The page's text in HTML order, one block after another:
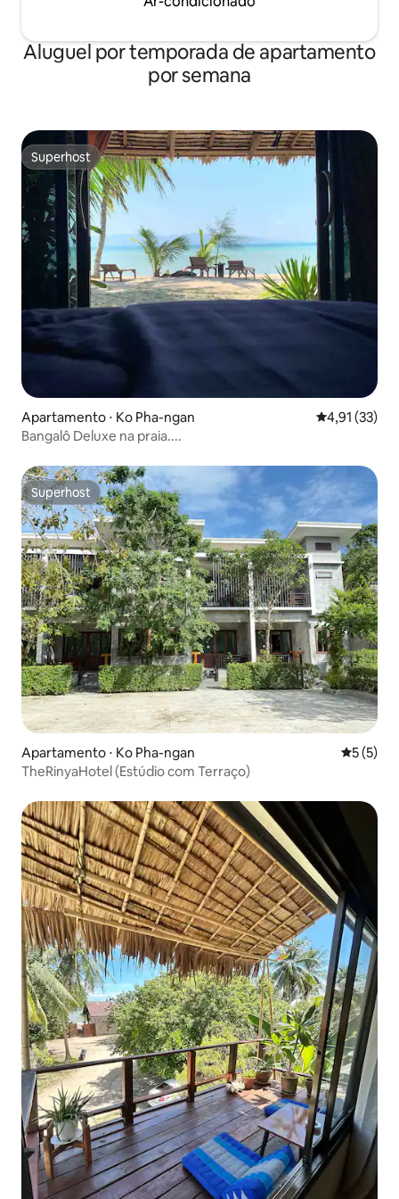
Aluguel por temporada de apartamento
por semana
Superhost
Superhost
Apartamento ⋅ Ko Pha-ngan 4,91 de uma
4,91 (33)
Bangalô Deluxe na praia....
Superhost
Superhost
Apartamento ⋅ Ko Pha-ngan 5 de
5 (5)
TheRinyaHotel (Estúdio com Terraço)